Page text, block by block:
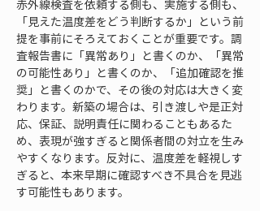
赤外線検査を依頼する側も、実施する側も、
「見えた温度差をどう判断するか」という前
提を事前にそろえておくことが重要です。調
査報告書に「異常あり」と書くのか、「異常
の可能性あり」と書くのか、「追加確認を推
奨」と書くのかで、その後の対応は大きく変
わります。新築の場合は、引き渡しや是正対
応、保証、説明責任に関わることもあるた
め、表現が強すぎると関係者間の対立を生み
やすくなります。反対に、温度差を軽視しす
ぎると、本来早期に確認すべき不具合を見逃
す可能性もあります。